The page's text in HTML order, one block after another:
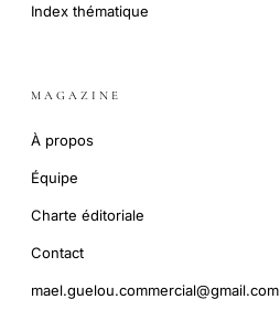
Index thématique
MAGAZINE
À propos
Équipe
Charte éditoriale
Contact
mael.guelou.commercial@gmail.com